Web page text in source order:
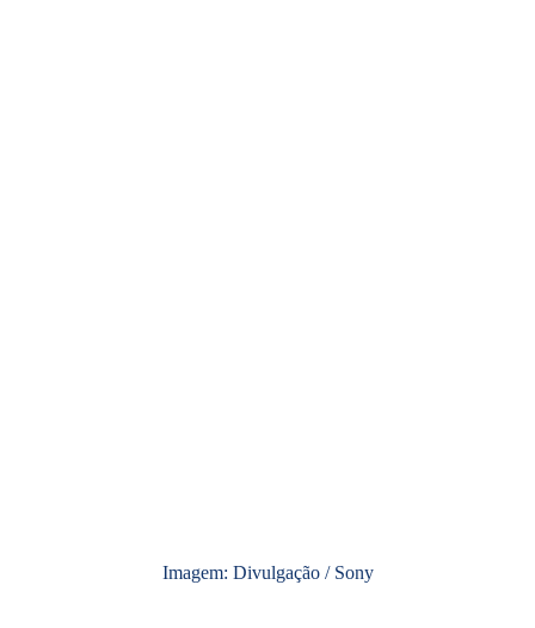
Imagem: Divulgação / Sony